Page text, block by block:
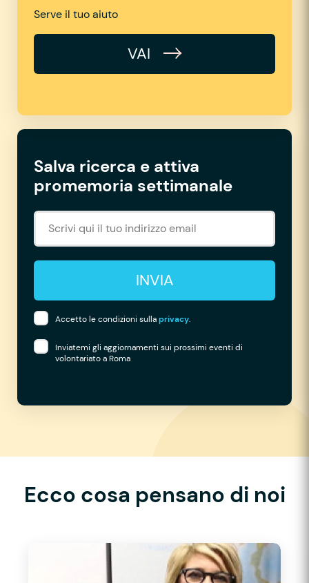
Serve il tuo aiuto
VAI
Salva ricerca e attiva
promemoria settimanale
INVIA
Accetto le condizioni sullaprivacy.
Inviatemi gli aggiornamenti sui prossimi eventi di
volontariato a Roma
Ecco cosa pensano di noi